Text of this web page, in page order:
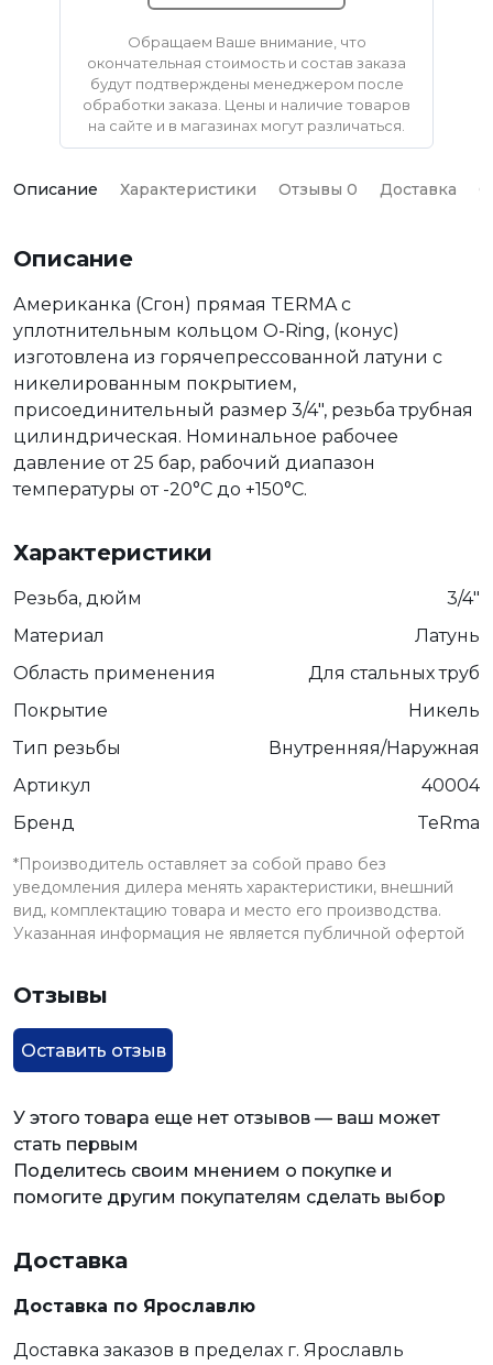
Обращаем Ваше внимание, что
окончательная стоимость и состав заказа
будут подтверждены менеджером после
обработки заказа. Цены и наличие товаров
на сайте и в магазинах могут различаться.
Описание Характеристики Отзывы 0 Доставка
Описание
Американка (Сгон) прямая TERMA с
уплотнительным кольцом O-Ring, (конус)
изготовлена из горячепрессованной латуни с
никелированным покрытием,
присоединительный размер 3/4", резьба трубная
цилиндрическая. Номинальное рабочее
давление от 25 бар, рабочий диапазон
температуры от -20°C до +150°C.
Характеристики
Резьба, дюйм
3/4"
Материал
Латунь
Область применения
Для стальных труб
Покрытие
Никель
Тип резьбы
Внутренняя/Наружная
Артикул
40004
Бренд
TeRma
*Производитель оставляет за собой право без
уведомления дилера менять характеристики, внешний
вид, комплектацию товара и место его производства.
Указанная информация не является публичной офертой
Отзывы
Оставить отзыв
У этого товара еще нет отзывов — ваш может
стать первым
Поделитесь своим мнением о покупке и
помогите другим покупателям сделать выбор
Доставка
Доставка по Ярославлю
Доставка заказов в пределах г. Ярославль